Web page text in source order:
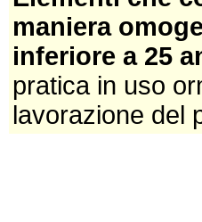
maniera
inferiore a 25
pratica in uso
lavorazione del